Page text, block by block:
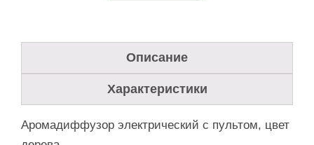
Описание
Характеристики
Аромадиффузор электрический с пультом, цвет